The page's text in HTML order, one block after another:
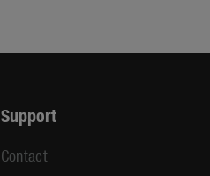
Support
Contact